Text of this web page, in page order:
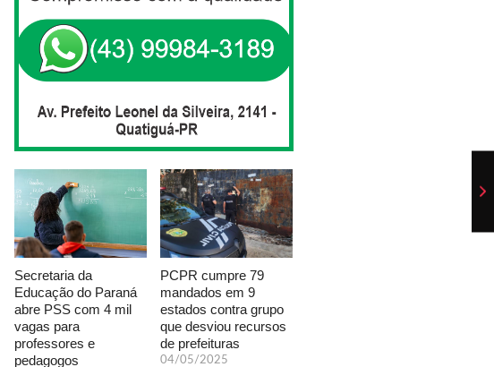
Secretaria da
Educação do Paraná
abre PSS com 4 mil
vagas para
professores e
pedagogos
PCPR cumpre 79
mandados em 9
estados contra grupo
que desviou recursos
de prefeituras
04/05/2025